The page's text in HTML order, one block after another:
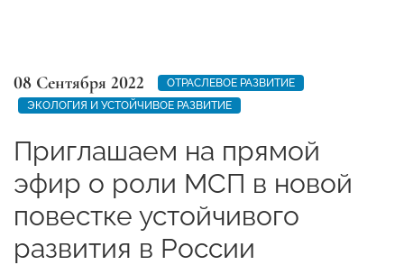
08 Сентября 2022
ОТРАСЛЕВОЕ РАЗВИТИЕ
ЭКОЛОГИЯ И УСТОЙЧИВОЕ РАЗВИТИЕ
Приглашаем на прямой
эфир о роли МСП в новой
повестке устойчивого
развития в России